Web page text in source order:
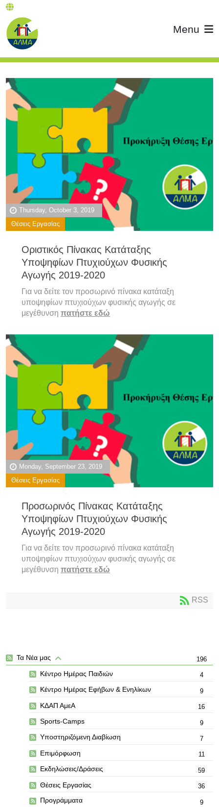
Menu
Thursday, October 3, 2019
Θέσεις Εργασίας
Οριστικός Πίνακας Κατάταξης
Υποψηφίων Πτυχιούχων Φυσικής
Αγωγής 2019-2020
Για να δείτε τον προσωρινό πίνακα κατάταξη
υποψηφίων πτυχιούχων φυσικής αγωγής σε
μεγέθυνση πατήστε εδώ
Monday, September 23, 2019
Θέσεις Εργασίας
Προσωρινός Πίνακας Κατάταξης
Υποψηφίων Πτυχιούχων Φυσικής
Αγωγής 2019-2020
Για να δείτε τον προσωρινό πίνακα κατάταξη
υποψηφίων πτυχιούχων φυσικής αγωγής σε
μεγέθυνση πατήστε εδώ
RSS
Τα Νέα μας 196
Κέντρο Ημέρας Παιδιών 4
Κέντρο Ημέρας Εφήβων & Ενηλίκων 9
ΚΔΑΠ ΑμεΑ 16
Sports-Camps 9
Υποστηριζόμενη Διαβίωση 7
Επιμόρφωση 11
Εκδηλώσεις/Δράσεις 59
Θέσεις Εργασίας 36
Προγράμματα 9